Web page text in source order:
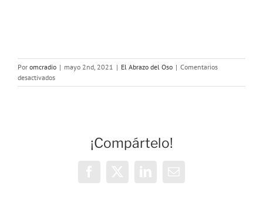
Por omcradio | mayo 2nd, 2021 | El Abrazo del Oso | Comentarios
desactivadosen
El
¡Compártelo!